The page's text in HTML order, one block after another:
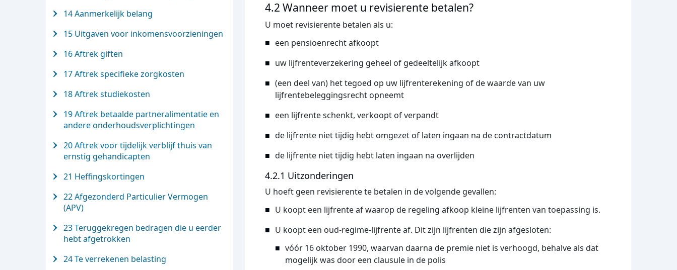
14 Aanmerkelijk belang
15 Uitgaven voor inkomensvoorzieningen
16 Aftrek giften
17 Aftrek specifieke zorgkosten
18 Aftrek studiekosten
19 Aftrek betaalde partneralimentatie en
andere onderhoudsverplichtingen
20 Aftrek voor tijdelijk verblijf thuis van
ernstig gehandicapten
21 Heffingskortingen
22 Afgezonderd Particulier Vermogen
(APV)
23 Teruggekregen bedragen die u eerder
hebt afgetrokken
24 Te verrekenen belasting
4.2 Wanneer moet u revisierente betalen?
U moet revisierente betalen als u:
een pensioenrecht afkoopt
uw lijfrenteverzekering geheel of gedeeltelijk afkoopt
(een deel van) het tegoed op uw lijfrenterekening of de waarde van uw
lijfrentebeleggingsrecht opneemt
een lijfrente schenkt, verkoopt of verpandt
de lijfrente niet tijdig hebt omgezet of laten ingaan na de contractdatum
de lijfrente niet tijdig hebt laten ingaan na overlijden
4.2.1 Uitzonderingen
U hoeft geen revisierente te betalen in de volgende gevallen:
U koopt een lijfrente af waarop de regeling afkoop kleine lijfrenten van toepassing is.
U koopt een oud-regime-lijfrente af. Dit zijn lijfrenten die zijn afgesloten:
vóór 16 oktober 1990, waarvan daarna de premie niet is verhoogd, behalve als dat
mogelijk was door een clausule in de polis